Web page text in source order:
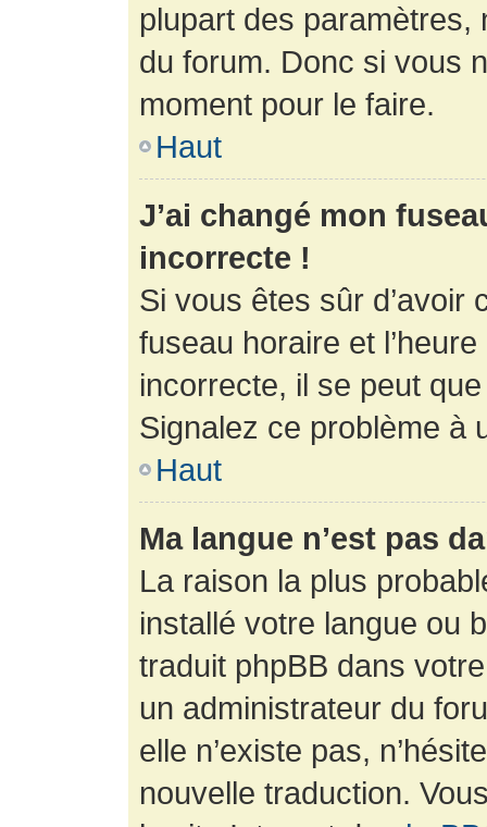
plupart des paramètres,
du forum. Donc si vous
moment pour le faire.
Haut
J’ai changé mon
incorrecte !
Si vous êtes sûr d’avoir
fuseau horaire et
incorrecte, il se peut
Signalez ce problème à
Haut
Ma langue n’est pas
La raison la plus
installé votre langue ou
traduit phpBB dans
un administrateur du
elle n’existe pas,
nouvelle traduction.